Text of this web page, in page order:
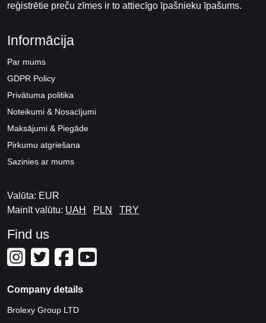
reģistrētie preču zīmes ir to attiecīgo īpašnieku īpašums.
Informācija
Par mums
GDPR Policy
Privātuma politika
Noteikumi & Nosacījumi
Maksājumi & Piegāde
Pirkumu atgriešana
Sazinies ar mums
Valūta: EUR
Mainīt valūtu: UAH PLN TRY
Find us
Company details
Brolexy Group LTD